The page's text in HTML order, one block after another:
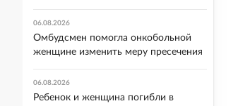
06.08.2026
Омбудсмен помогла онкобольной
женщине изменить меру пресечения
06.08.2026
Ребенок и женщина погибли в